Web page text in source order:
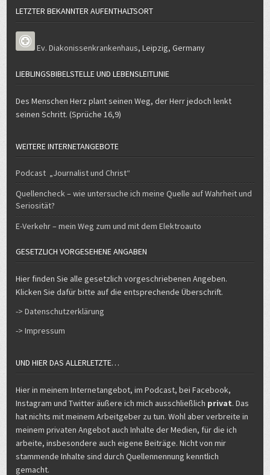
LETZTER BEKANNTER AUFENTHALTSORT
Ev. Diakonissenkrankenhaus,Leipzig,Germany
LIEBLINGSBIBELSTELLE UND LEBENSLEITLINIE
Des Menschen Herz plant seinen Weg, der Herr jedoch lenkt
seinen Schritt. (Sprüche 16,9)
WEITERE INTERNETANGEBOTE
Podcast „Journalist und Christ“
Quellencheck – wie untersuche ich meine Quelle auf Wahrheit und
Seriosität?
E-Verkehr – mein Weg zum und mit dem Elektroauto
GESETZLICH VORGESEHENE ANGABEN
Hier finden Sie alle gesetzlich vorgeschriebenen Angeben.
Klicken Sie dafür bitte auf die entsprechende Überschrift.
-> Datenschutzerklärung
-> Impressum
UND HIER DAS ALLERLETZTE…
Hier in meinem Internetangebot, im Podcast, bei Facebook,
Instagram und Twitter äußere ich mich ausschließlich privat. Das
hat nichts mit meinem Arbeitgeber zu tun. Wohl aber verbreite in
meinem privaten Angebot auch Inhalte der Medien, für die ich
arbeite, insbesondere auch eigene Beiträge. Nicht von mir
stammende Inhalte sind durch Quellennennung kenntlich
gemacht.